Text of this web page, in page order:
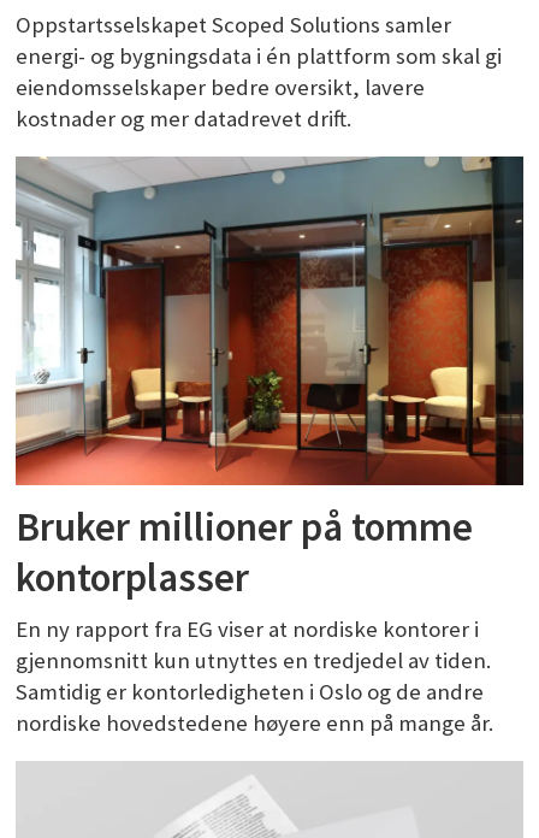
Oppstartsselskapet Scoped Solutions samler
energi- og bygningsdata i én plattform som skal gi
eiendomsselskaper bedre oversikt, lavere
kostnader og mer datadrevet drift.
Bruker millioner på tomme
kontorplasser
En ny rapport fra EG viser at nordiske kontorer i
gjennomsnitt kun utnyttes en tredjedel av tiden.
Samtidig er kontorledigheten i Oslo og de andre
nordiske hovedstedene høyere enn på mange år.